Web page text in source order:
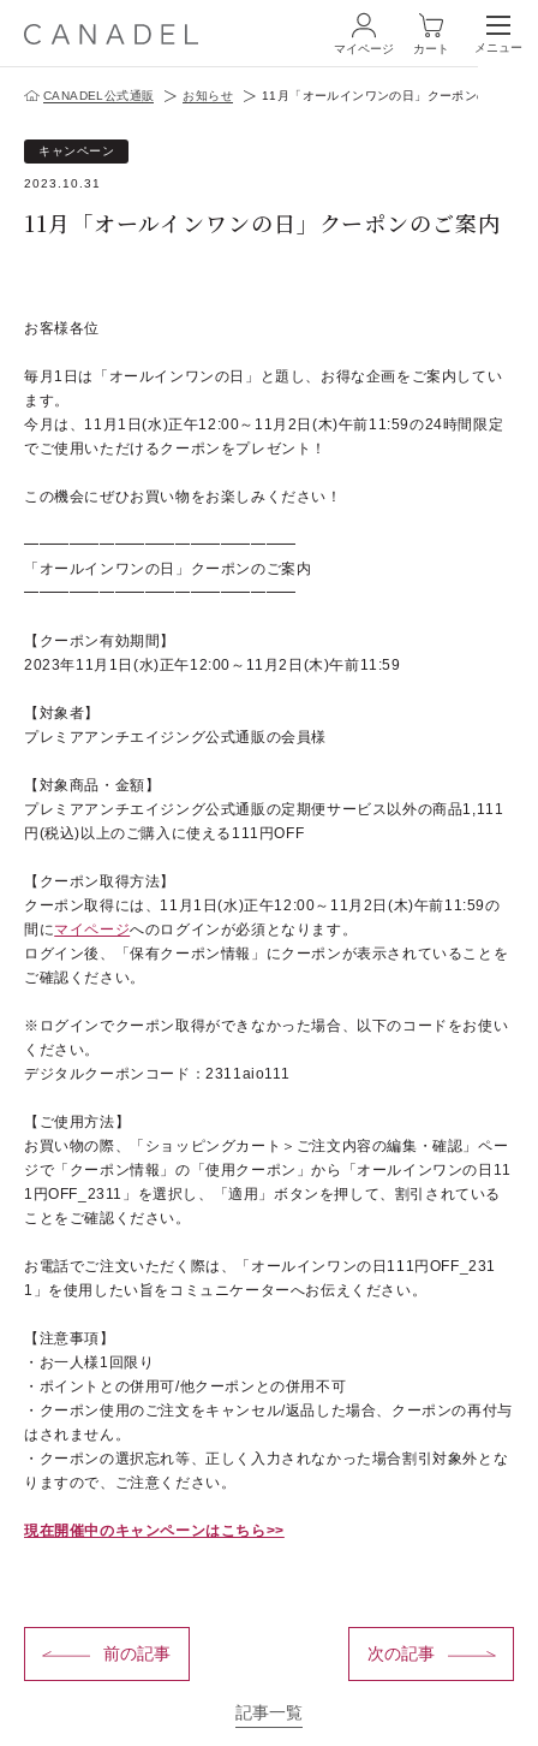
ログイン・新規会員登録
スペシャルケア
商品の使い方
ブランドコンセプト
オールインワンの魅力
CANADELのこだわり
定期便サービス
会員ステージ・ポイントプログラム
ショッピングガイド
ギフトラッピングサービス
ィア
マイページ カート メニュー
CANADEL公式通販 お知らせ 11月「オールインワンの日」クーポンのご案内
キャンペーン
2023.10.31
11月「オールインワンの日」クーポンのご案内
お客様各位
毎月1日は「オールインワンの日」と題し、お得な企画をご案内してい
ます。
今月は、11月1日(水)正午12:00～11月2日(木)午前11:59の24時間限定
でご使用いただけるクーポンをプレゼント！
この機会にぜひお買い物をお楽しみください！
━━━━━━━━━━━━━━━━━━
「オールインワンの日」クーポンのご案内
━━━━━━━━━━━━━━━━━━
【クーポン有効期間】
2023年11月1日(水)正午12:00～11月2日(木)午前11:59
【対象者】
プレミアアンチエイジング公式通販の会員様
【対象商品・金額】
プレミアアンチエイジング公式通販の定期便サービス以外の商品1,111
円(税込)以上のご購入に使える111円OFF
【クーポン取得方法】
クーポン取得には、11月1日(水)正午12:00～11月2日(木)午前11:59の
間にマイページへのログインが必須となります。
ログイン後、「保有クーポン情報」にクーポンが表示されていることを
ご確認ください。
※ログインでクーポン取得ができなかった場合、以下のコードをお使い
ください。
デジタルクーポンコード：2311aio111
【ご使用方法】
お買い物の際、「ショッピングカート＞ご注文内容の編集・確認」ペー
ジで 「クーポン情報」の「使用クーポン」から「オールインワンの日11
1円OFF_2311」を選択し、
「適用」ボタンを押して、割引されている
ことをご確認ください。
お電話でご注文いただく際は、「オールインワンの日111円OFF_231
1」を使用したい旨をコミュニケーターへお伝えください。
【注意事項】
・お一人様1回限り
・ポイントとの併用可/他クーポンとの併用不可
・クーポン使用のご注文をキャンセル/返品した場合、クーポンの再付与
はされません。
・クーポンの選択忘れ等、正しく入力されなかった場合割引対象外とな
りますので、ご注意ください。
現在開催中のキャンペーンはこちら>>
前の記事
記事一覧
次の記事